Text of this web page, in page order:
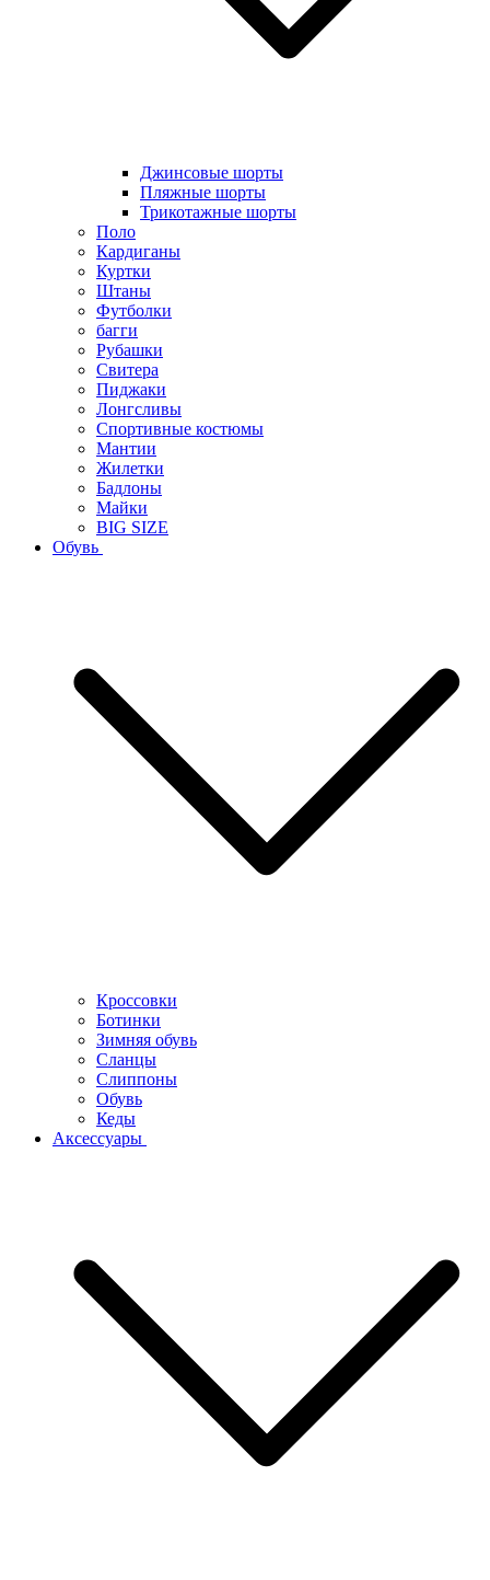
Джинсовые шорты
Пляжные шорты
Трикотажные шорты
Поло
Кардиганы
Куртки
Штаны
Футболки
багги
Рубашки
Свитера
Пиджаки
Лонгсливы
Спортивные костюмы
Мантии
Жилетки
Бадлоны
Майки
BIG SIZE
Обувь
Кроссовки
Ботинки
Зимняя обувь
Сланцы
Слиппоны
Обувь
Кеды
Аксессуары